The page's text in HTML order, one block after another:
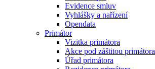
Evidence smluv
Vyhlášky a nařízení
Opendata
Primátor
Vizitka primátora
Akce pod záštitou primátora
Úřad primátora